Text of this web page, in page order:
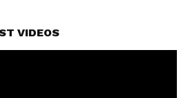
VIDEOS